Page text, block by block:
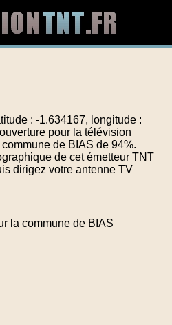
: -1.634167, longitude :
pour la télévision
de BIAS de 94%.
de cet émetteur TNT
dirigez votre antenne TV
la commune de BIAS